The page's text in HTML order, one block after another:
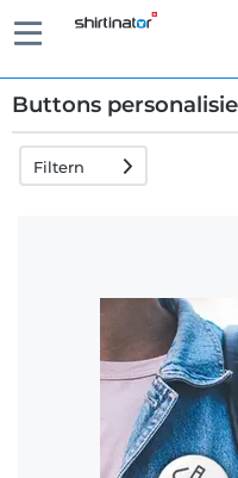
Buttons
Umtauschrecht
Rückgaberecht
Filtern